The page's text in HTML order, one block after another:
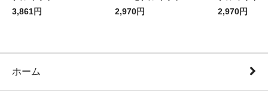
3,861円
2,970円
2,970円
ホーム